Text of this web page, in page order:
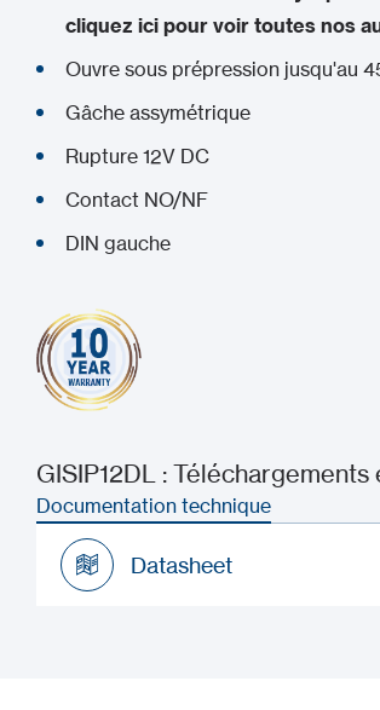
cliquez ici pour voir toutes nos
Ouvre sous prépression jusqu'au
Gâche assymétrique
Rupture 12V DC
Contact NO/NF
DIN gauche
GISIP12DL : Téléchargements
Documentation technique
Datasheet